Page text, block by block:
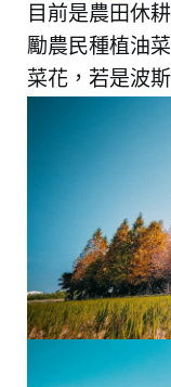
目前是農田休
勵農民種植油
菜花，若是波